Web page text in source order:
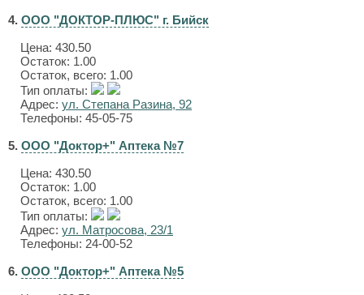
4. ООО "ДОКТОР-ПЛЮС" г. Бийск
Цена: 430.50
Остаток: 1.00
Остаток, всего: 1.00
Тип оплаты:
Адрес: ул. Степана Разина, 92
Телефоны: 45-05-75
5. ООО "Доктор+" Аптека №7
Цена: 430.50
Остаток: 1.00
Остаток, всего: 1.00
Тип оплаты:
Адрес: ул. Матросова, 23/1
Телефоны: 24-00-52
6. ООО "Доктор+" Аптека №5